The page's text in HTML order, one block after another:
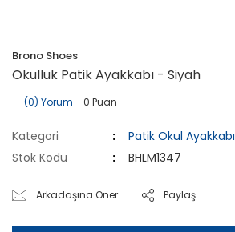
Brono Shoes
Okulluk Patik Ayakkabı - Siyah
(0) Yorum - 0 Puan
Kategori
Patik Okul Ayakkabı
Stok Kodu
BHLM1347
Arkadaşına Öner Paylaş